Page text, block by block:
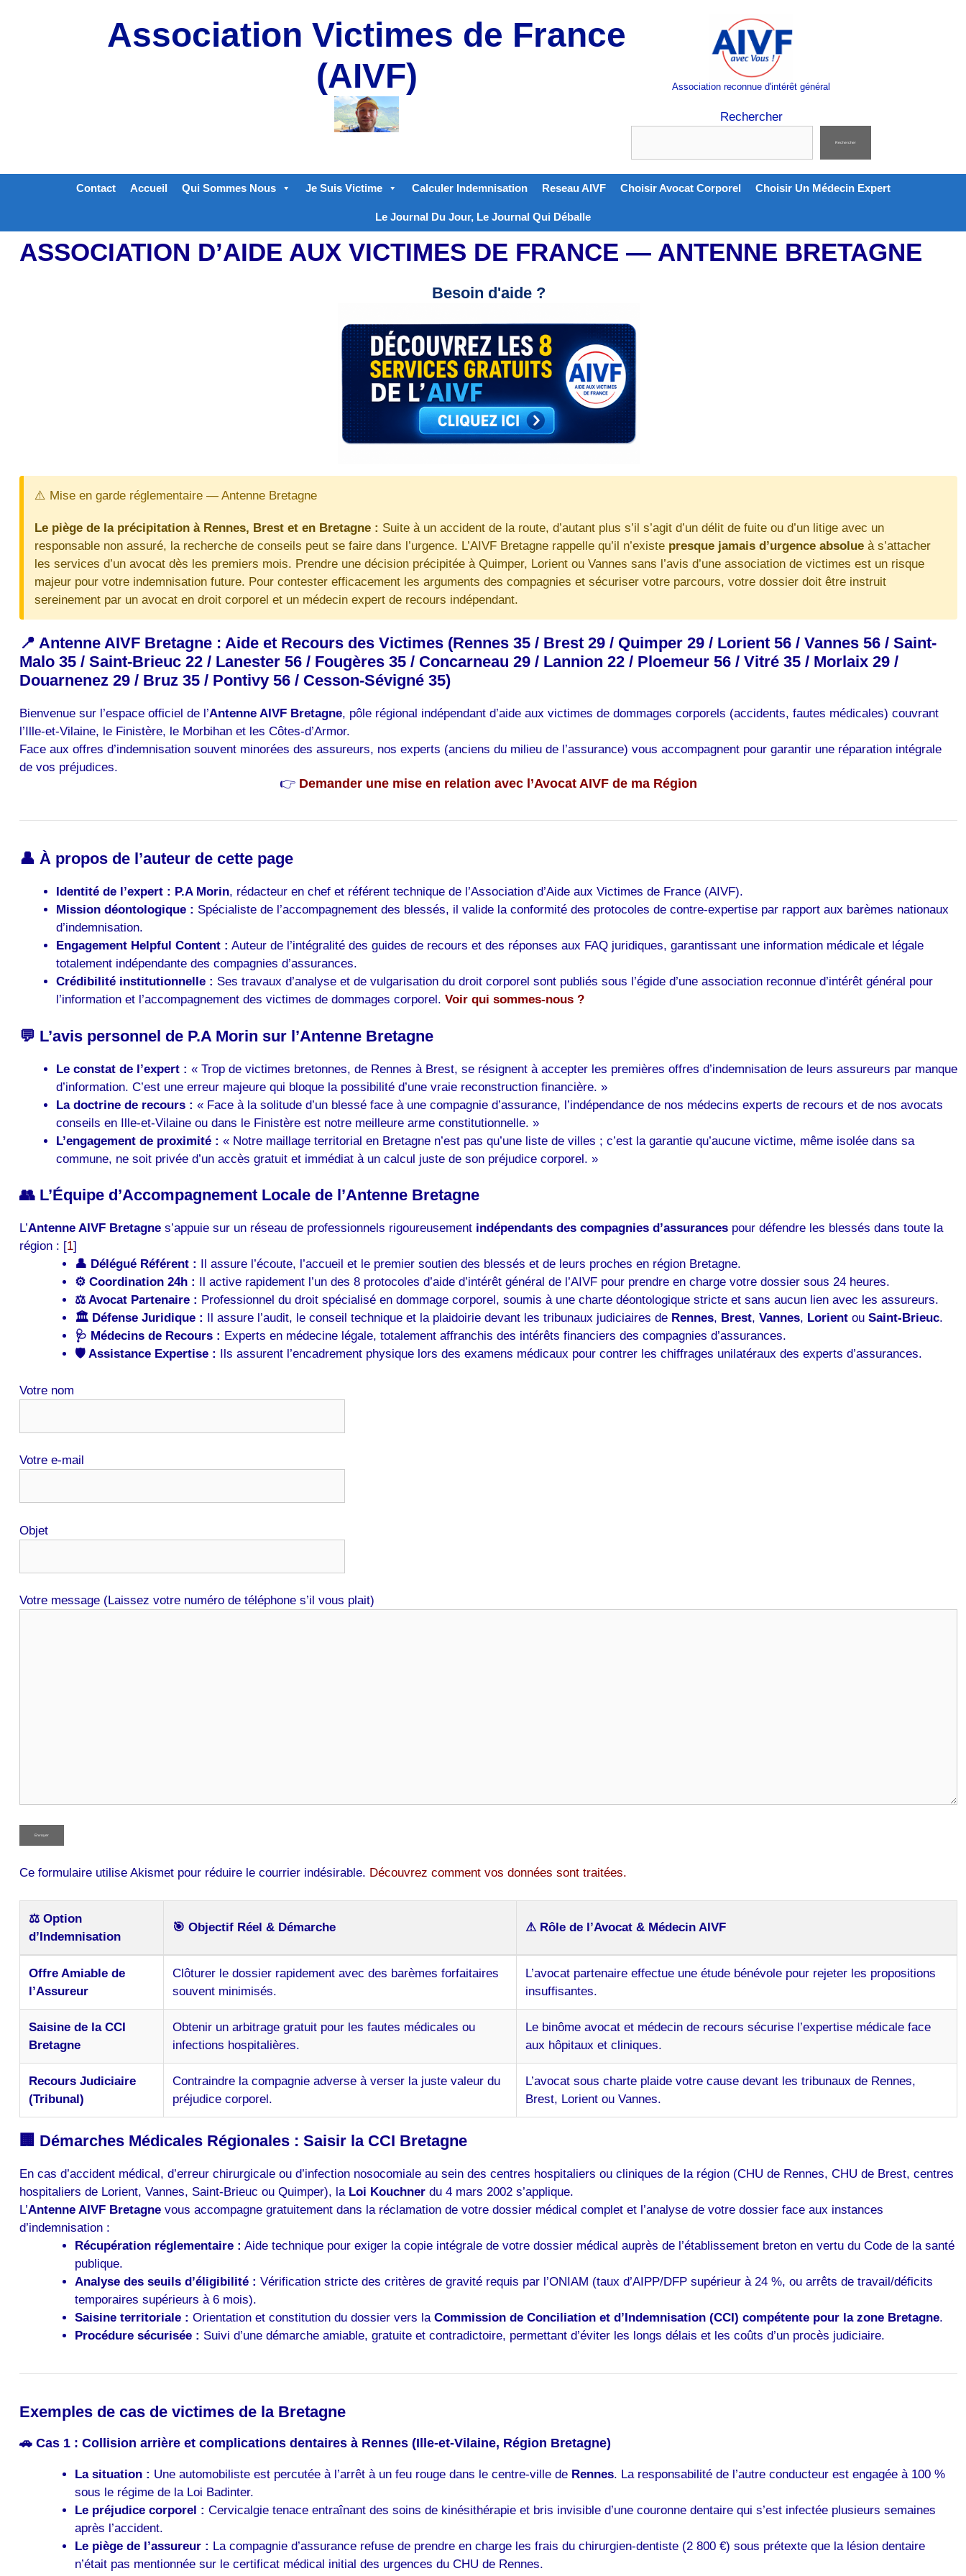
Association reconnue d'intérêt général
Rechercher
Rechercher
Association Victimes de France
(AIVF)
Contact Accueil Qui Sommes Nous Je Suis Victime Calculer Indemnisation Reseau AIVF Choisir Avocat Corporel Choisir Un Médecin Expert
Le Journal Du Jour, Le Journal Qui Déballe
ASSOCIATION D’AIDE AUX VICTIMES DE FRANCE — ANTENNE BRETAGNE
Besoin d'aide ?
⚠️ Mise en garde réglementaire — Antenne Bretagne
Le piège de la précipitation à Rennes, Brest et en Bretagne : Suite à un accident de la route, d’autant plus s’il s’agit d’un délit de fuite ou d’un litige avec un
responsable non assuré, la recherche de conseils peut se faire dans l’urgence. L’AIVF Bretagne rappelle qu’il n’existe presque jamais d’urgence absolue à s’attacher
les services d’un avocat dès les premiers mois. Prendre une décision précipitée à Quimper, Lorient ou Vannes sans l’avis d’une association de victimes est un risque
majeur pour votre indemnisation future. Pour contester efficacement les arguments des compagnies et sécuriser votre parcours, votre dossier doit être instruit
sereinement par un avocat en droit corporel et un médecin expert de recours indépendant.
📍 Antenne AIVF Bretagne : Aide et Recours des Victimes (Rennes 35 / Brest 29 / Quimper 29 / Lorient 56 / Vannes 56 / Saint-
Malo 35 / Saint-Brieuc 22 / Lanester 56 / Fougères 35 / Concarneau 29 / Lannion 22 / Ploemeur 56 / Vitré 35 / Morlaix 29 /
Douarnenez 29 / Bruz 35 / Pontivy 56 / Cesson-Sévigné 35)
Bienvenue sur l’espace officiel de l’Antenne AIVF Bretagne, pôle régional indépendant d’aide aux victimes de dommages corporels (accidents, fautes médicales) couvrant
l’Ille-et-Vilaine, le Finistère, le Morbihan et les Côtes-d’Armor.
Face aux offres d’indemnisation souvent minorées des assureurs, nos experts (anciens du milieu de l’assurance) vous accompagnent pour garantir une réparation intégrale
de vos préjudices.
👉 Demander une mise en relation avec l’Avocat AIVF de ma Région
👤 À propos de l’auteur de cette page
Identité de l’expert : P.A Morin, rédacteur en chef et référent technique de l’Association d’Aide aux Victimes de France (AIVF).
Mission déontologique : Spécialiste de l’accompagnement des blessés, il valide la conformité des protocoles de contre-expertise par rapport aux barèmes nationaux
d’indemnisation.
Engagement Helpful Content : Auteur de l’intégralité des guides de recours et des réponses aux FAQ juridiques, garantissant une information médicale et légale
totalement indépendante des compagnies d’assurances.
Crédibilité institutionnelle : Ses travaux d’analyse et de vulgarisation du droit corporel sont publiés sous l’égide d’une association reconnue d’intérêt général pour
l’information et l’accompagnement des victimes de dommages corporel . Voir qui sommes-nous ?
💬 L’avis personnel de P.A Morin sur l’Antenne Bretagne
Le constat de l’expert : « Trop de victimes bretonnes, de Rennes à Brest, se résignent à accepter les premières offres d’indemnisation de leurs assureurs par manque
d’information. C’est une erreur majeure qui bloque la possibilité d’une vraie reconstruction financière. »
La doctrine de recours : « Face à la solitude d’un blessé face à une compagnie d’assurance, l’indépendance de nos médecins experts de recours et de nos avocats
conseils en Ille-et-Vilaine ou dans le Finistère est notre meilleure arme constitutionnelle. »
L’engagement de proximité : « Notre maillage territorial en Bretagne n’est pas qu’une liste de villes ; c’est la garantie qu’aucune victime, même isolée dans sa
commune, ne soit privée d’un accès gratuit et immédiat à un calcul juste de son préjudice corporel. »
👥 L’Équipe d’Accompagnement Locale de l’Antenne Bretagne
L’Antenne AIVF Bretagne s’appuie sur un réseau de professionnels rigoureusement indépendants des compagnies d’assurances pour défendre les blessés dans toute la
région : [1]
👤 Délégué Référent : Il assure l’écoute, l’accueil et le premier soutien des blessés et de leurs proches en région Bretagne.
⚙️ Coordination 24h : Il active rapidement l’un des 8 protocoles d’aide d’intérêt général de l’AIVF pour prendre en charge votre dossier sous 24 heures.
⚖️ Avocat Partenaire : Professionnel du droit spécialisé en dommage corporel, soumis à une charte déontologique stricte et sans aucun lien avec les assureurs.
🏛️ Défense Juridique : Il assure l’audit, le conseil technique et la plaidoirie devant les tribunaux judiciaires de Rennes, Brest, Vannes, Lorientou Saint-Brieuc.
🩺 Médecins de Recours : Experts en médecine légale, totalement affranchis des intérêts financiers des compagnies d’assurances.
🛡️ Assistance Expertise : Ils assurent l’encadrement physique lors des examens médicaux pour contrer les chiffrages unilatéraux des experts d’assurances.
Votre nom
Votre e-mail
Objet
Votre message (Laissez votre numéro de téléphone s’il vous plait)
Ce formulaire utilise Akismet pour réduire le courrier indésirable. Découvrez comment vos données sont traitées.
⚖️ Option
d’Indemnisation
🎯 Objectif Réel & Démarche ⚠ Rôle de l’Avocat & Médecin AIVF
Offre Amiable de
l’Assureur
Clôturer le dossier rapidement avec des barèmes forfaitaires
souvent minimisés.
L’avocat partenaire effectue une étude bénévole pour rejeter les propositions
insuffisantes.
Saisine de la CCI
Bretagne
Obtenir un arbitrage gratuit pour les fautes médicales ou
infections hospitalières.
Le binôme avocat et médecin de recours sécurise l’expertise médicale face
aux hôpitaux et cliniques.
Recours Judiciaire
(Tribunal)
Contraindre la compagnie adverse à verser la juste valeur du
préjudice corporel.
L’avocat sous charte plaide votre cause devant les tribunaux de Rennes,
Brest, Lorient ou Vannes.
🏢 Démarches Médicales Régionales : Saisir la CCI Bretagne
En cas d’accident médical, d’erreur chirurgicale ou d’infection nosocomiale au sein des centres hospitaliers ou cliniques de la région (CHU de Rennes, CHU de Brest, centres
hospitaliers de Lorient, Vannes, Saint-Brieuc ou Quimper), la Loi Kouchner du 4 mars 2002 s’applique.
L’Antenne AIVF Bretagne vous accompagne gratuitement dans la réclamation de votre dossier médical complet et l’analyse de votre dossier face aux instances
d’indemnisation :
Récupération réglementaire : Aide technique pour exiger la copie intégrale de votre dossier médical auprès de l’établissement breton en vertu du Code de la santé
publique.
Analyse des seuils d’éligibilité : Vérification stricte des critères de gravité requis par l’ONIAM (taux d’AIPP/DFP supérieur à 24 %, ou arrêts de travail/déficits
temporaires supérieurs à 6 mois).
Saisine territoriale : Orientation et constitution du dossier vers la Commission de Conciliation et d’Indemnisation (CCI) compétente pour la zone Bretagne.
Procédure sécurisée : Suivi d’une démarche amiable, gratuite et contradictoire, permettant d’éviter les longs délais et les coûts d’un procès judiciaire.
Exemples de cas de victimes de la Bretagne
🚗 Cas 1 : Collision arrière et complications dentaires à Rennes (Ille-et-Vilaine, Région Bretagne)
La situation : Une automobiliste est percutée à l’arrêt à un feu rouge dans le centre-ville de Rennes. La responsabilité de l’autre conducteur est engagée à 100 %
sous le régime de la Loi Badinter.
Le préjudice corporel : Cervicalgie tenace entraînant des soins de kinésithérapie et bris invisible d’une couronne dentaire qui s’est infectée plusieurs semaines
après l’accident.
Le piège de l’assureur : La compagnie d’assurance refuse de prendre en charge les frais du chirurgien-dentiste (2 800 €) sous prétexte que la lésion dentaire
n’était pas mentionnée sur le certificat médical initial des urgences du CHU de Rennes.